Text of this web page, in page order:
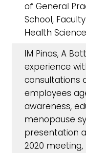
of General
School,
Health
IM Pinas, A
experience
consultations
employees
awareness,
menopause
presentation
2020